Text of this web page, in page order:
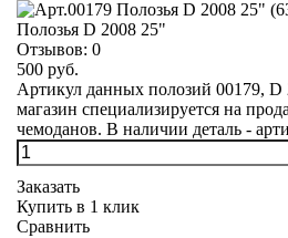
Полозья D 2008 25"
Отзывов: 0
500 руб.
Артикул данных полозий 00179,
магазин специализируется на
чемоданов. В наличии деталь -
Заказать
Купить в 1 клик
Сравнить